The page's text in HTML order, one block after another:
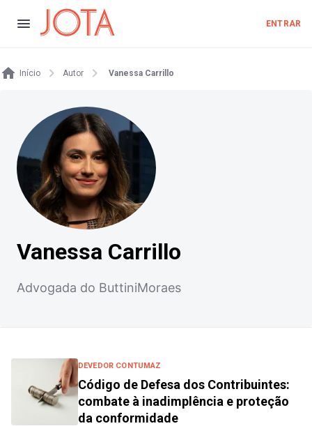
ENTRAR
Início Autor Vanessa Carrillo
Vanessa Carrillo
Advogada do ButtiniMoraes
DEVEDOR CONTUMAZ
Código de Defesa dos Contribuintes:
combate à inadimplência e proteção
da conformidade